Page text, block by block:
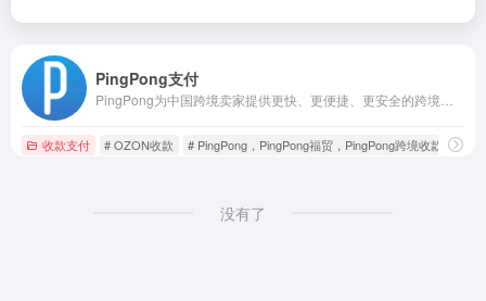
PingPong支付
收款支付 # OZON收款 # PingPong，PingPong福贸，PingPong跨境收款，外
没有了